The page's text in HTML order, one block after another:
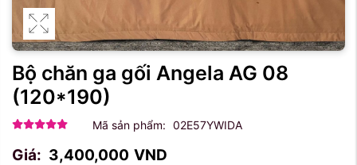
Bộ chăn ga gối Angela AG 08
(120*190)
Mã sản phẩm: 02E57YWIDA
Giá: 3,400,000 VND